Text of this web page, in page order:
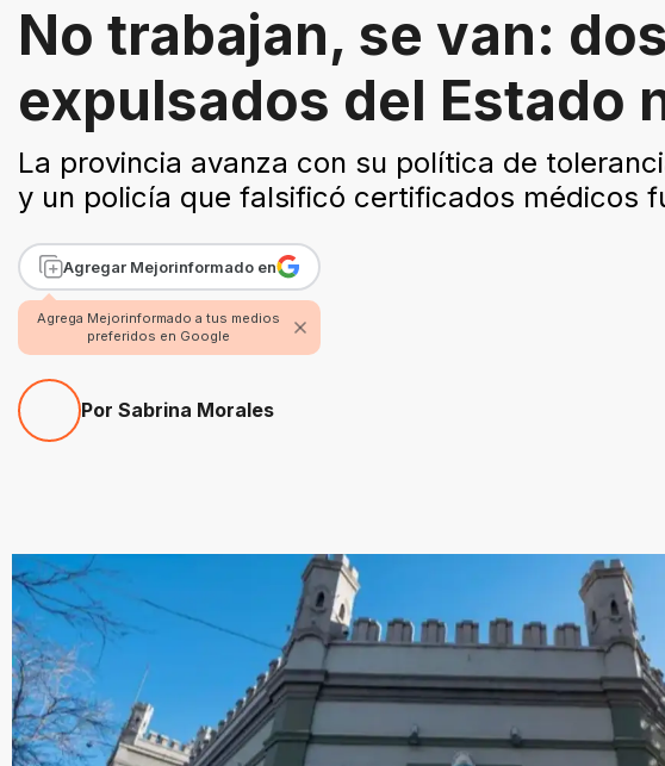
No trabajan, se van:
expulsados del Estado
La provincia avanza con su política de
y un policía que falsificó certificados médicos
Agregar Mejorinformado en
Agrega Mejorinformado a tus medios
preferidos en Google
Por Sabrina Morales